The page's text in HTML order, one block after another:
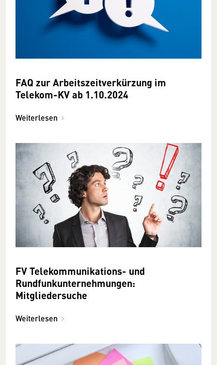
FAQ zur Arbeitszeitverkürzung im
Telekom-KV ab 1.10.2024
Weiterlesen
FV Telekommunikations- und
Rundfunkunternehmungen:
Mitgliedersuche
Weiterlesen